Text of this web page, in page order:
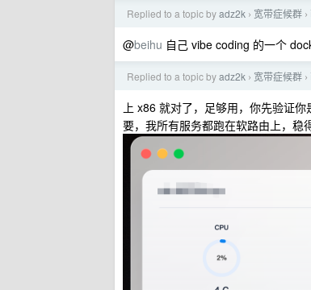
Replied to a topic byadz2k › 宽带症候群 ›
@beihu 自己 vibe coding 的一个
Replied to a topic byadz2k › 宽带症候群 ›
上 x86 就对了，足够用，你先验证
要，我所有服务都跑在软路由上，稳